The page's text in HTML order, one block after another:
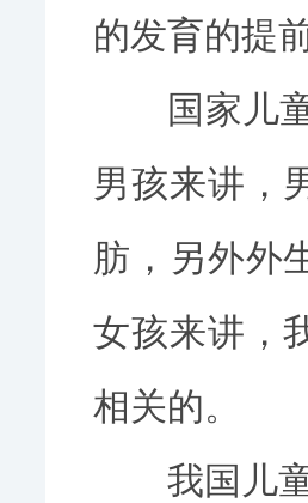
的发育的提
国家儿童
男孩来讲，
肪，另外外
女孩来讲，
相关的。
我国儿童Ⅱ